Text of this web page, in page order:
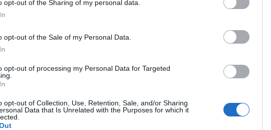
opt-out of the Sharing of my personal data.
opt-out of the Sale of my Personal Data.
opt-out of processing my Personal Data for Targeted
opt-out of Collection, Use, Retention, Sale, and/or Sharing
Data that Is Unrelated with the Purposes for which it
indica le aree maggiormente colpite e
dalle prime verifiche. L’obiettivo è fornire
possibili collegamenti tra i disservizi rilevati